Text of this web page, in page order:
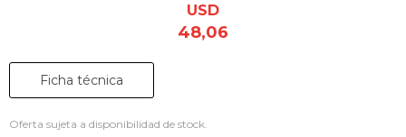
USD
48,06
Ficha técnica
Oferta sujeta a disponibilidad de stock.